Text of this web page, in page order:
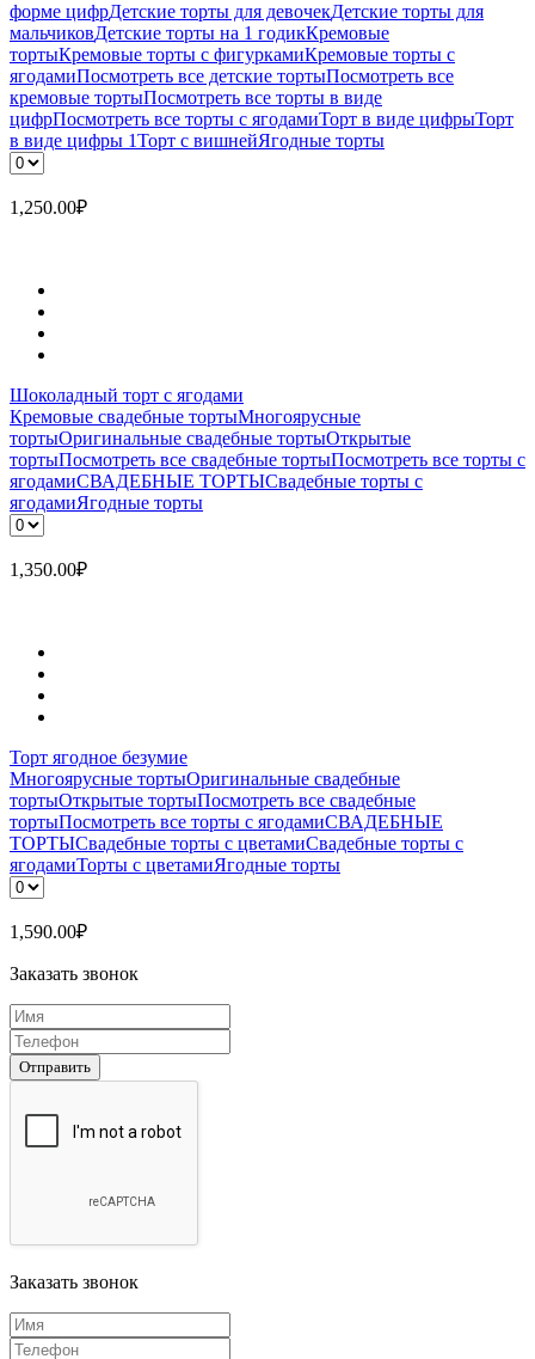
форме цифрДетские торты для девочекДетские торты для
мальчиковДетские торты на 1 годикКремовые
тортыКремовые торты с фигуркамиКремовые торты с
ягодамиПосмотреть все детские тортыПосмотреть все
кремовые тортыПосмотреть все торты в виде
цифрПосмотреть все торты с ягодамиТорт в виде цифрыТорт
в виде цифры 1Торт с вишнейЯгодные торты
1,250.00₽
Шоколадный торт с ягодами
Кремовые свадебные тортыМногоярусные
тортыОригинальные свадебные тортыОткрытые
тортыПосмотреть все свадебные тортыПосмотреть все торты с
ягодамиСВАДЕБНЫЕ ТОРТЫСвадебные торты с
ягодамиЯгодные торты
1,350.00₽
Торт ягодное безумие
Многоярусные тортыОригинальные свадебные
тортыОткрытые тортыПосмотреть все свадебные
тортыПосмотреть все торты с ягодамиСВАДЕБНЫЕ
ТОРТЫСвадебные торты с цветамиСвадебные торты с
ягодамиТорты с цветамиЯгодные торты
1,590.00₽
Заказать звонок
Отправить
Заказать звонок